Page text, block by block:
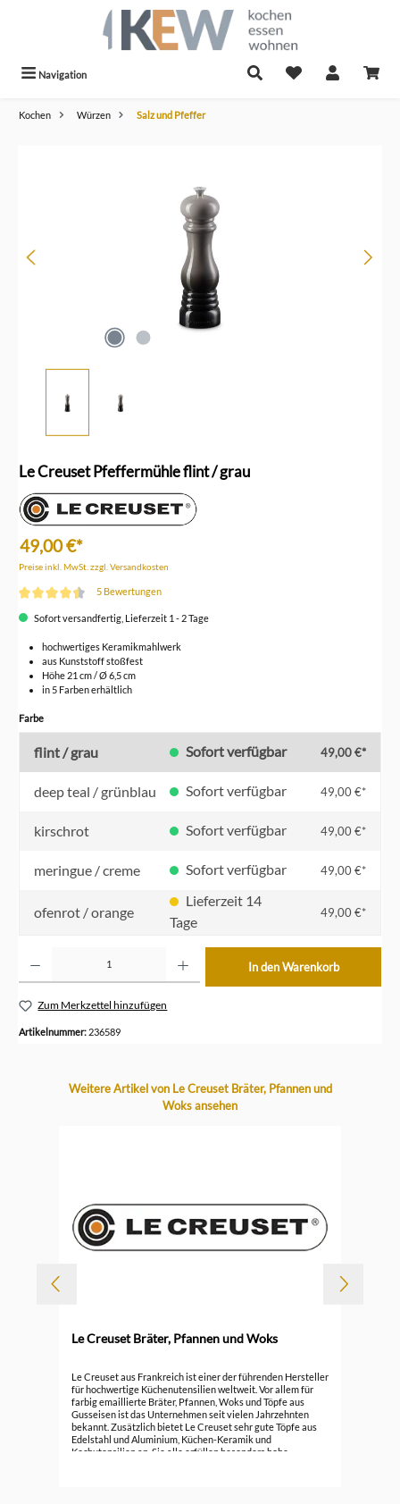
Navigation
Kochen Würzen Salz und Pfeffer
Le Creuset Pfeffermühle flint / grau
49,00 €*
Preise inkl. MwSt. zzgl. Versandkosten
5 Bewertungen
Sofort versandfertig, Lieferzeit 1 - 2 Tage
hochwertiges Keramikmahlwerk
aus Kunststoff stoßfest
Höhe 21 cm / Ø 6,5 cm
in 5 Farben erhältlich
Farbeauswählen
flint / grau Sofort verfügbar 49,00 €*
deep teal / grünblau Sofort verfügbar 49,00 €*
kirschrot Sofort verfügbar 49,00 €*
meringue / creme Sofort verfügbar 49,00 €*
ofenrot / orange
Tage
49,00 €*
In den Warenkorb
Zum Merkzettel hinzufügen
Artikelnummer: 236589
Produktgalerie überspringen
Weitere Artikel von Le Creuset Bräter, Pfannen und
Woks ansehen
Le Creuset Bräter, Pfannen und Woks
Le Creuset aus Frankreich ist einer der führenden Hersteller
für hochwertige Küchenutensilien weltweit. Vor allem für
farbig emaillierte Bräter, Pfannen, Woks und Töpfe aus
Gusseisen ist das Unternehmen seit vielen Jahrzehnten
bekannt. Zusätzlich bietet Le Creuset sehr gute Töpfe aus
Edelstahl und Aluminium, Küchen-Keramik und
Kochutensilien an. Sie alle erfüllen besonders hohe